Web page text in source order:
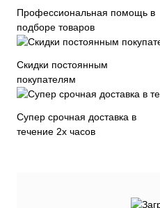
Профессиональная помощь в
подборе товаров
Скидки постоянным
покупателям
Супер срочная доставка в
течение 2х часов